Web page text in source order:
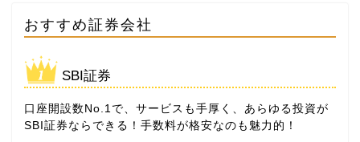
おすすめ証券会社
SBI証券
口座開設数No.1で、サービスも手厚く、あらゆる投資が
SBI証券ならできる！手数料が格安なのも魅力的！